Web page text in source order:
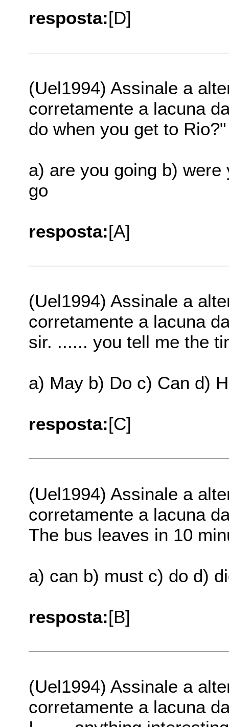
resposta:[D]
(Uel1994) Assinale a
corretamente a lacuna
do when you get to
a) are you going b)
go
resposta:[A]
(Uel1994) Assinale a
corretamente a lacuna
sir. ...... you tell me the
a) May b) Do c) Can d)
resposta:[C]
(Uel1994) Assinale a
corretamente a lacuna
The bus leaves in 10
a) can b) must c) do d)
resposta:[B]
(Uel1994) Assinale a
corretamente a lacuna